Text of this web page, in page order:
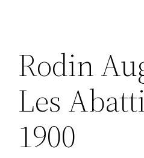
Rodin
Les
1900